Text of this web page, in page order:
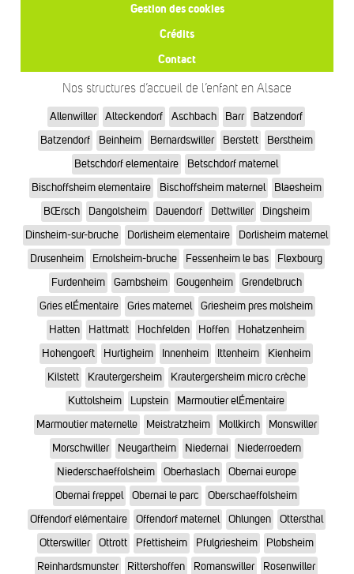
Gestion des cookies
Crédits
Contact
Nos structures d’accueil de l’enfant en Alsace
Allenwiller Alteckendorf Aschbach Barr
Batzendorf
Batzendorf
Beinheim Bernardswiller Berstett
Berstheim
Betschdorf elementaire
Betschdorf maternel
Bischoffsheim elementaire
Bischoffsheim maternel
Blaesheim
BŒrsch
Dangolsheim Dauendorf Dettwiller
Dingsheim
Dinsheim-sur-bruche
Dorlisheim elementaire
Dorlisheim maternel
Drusenheim
Ernolsheim-bruche Fessenheim le bas
Flexbourg
Furdenheim
Gambsheim Gougenheim
Grendelbruch
Gries elÉmentaire
Gries maternel
Griesheim pres molsheim
Hatten
Hattmatt Hochfelden Hoffen
Hohatzenheim
Hohengoeft
Hurtigheim Innenheim Ittenheim
Kienheim
Kilstett
Krautergersheim
Krautergersheim micro crèche
Kuttolsheim
Lupstein
Marmoutier elÉmentaire
Marmoutier maternelle
Meistratzheim Mollkirch
Monswiller
Morschwiller
Neugartheim Niedernai
Niederroedern
Niederschaeffolsheim
Oberhaslach
Obernai europe
Obernai freppel
Obernai le parc
Oberschaeffolsheim
Offendorf elémentaire
Offendorf maternel Ohlungen
Ottersthal
Otterswiller
Ottrott Pfettisheim Pfulgriesheim
Plobsheim
Reinhardsmunster
Rittershoffen Romanswiller Rosenwiller